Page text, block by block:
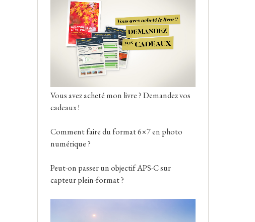
Vous avez acheté mon livre ? Demandez vos
cadeaux !
Comment faire du format 6×7 en photo
numérique ?
Peut-on passer un objectif APS-C sur
capteur plein-format ?